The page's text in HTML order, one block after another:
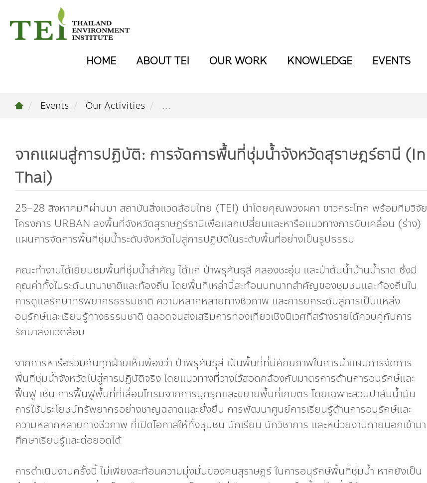
HOME ABOUT TEI OUR WORK KNOWLEDGE EVENTS
Events Our Activities ...
จากแผนสู่การปฏิบัติ: การจัดการพื้นที่ชุ่มน้ำจังหวัดสุราษฎร์ธานี (In
Thai)
25–28 สิงหาคมที่ผ่านมา สถาบันสิ่งแวดล้อมไทย (TEI) นำโดยคุณพวงผกา ขาวกระโทก พร้อมทีมวิจัย
โครงการ URBAN ลงพื้นที่จังหวัดสุราษฎร์ธานีเพื่อแลกเปลี่ยนและหารือแนวทางการขับเคลื่อน (ร่าง)
แผนการจัดการพื้นที่ชุ่มน้ำระดับจังหวัดไปสู่การปฏิบัติในระดับพื้นที่อย่างเป็นรูปธรรม
คณะทำงานได้เยี่ยมชมพื้นที่ชุ่มน้ำสำคัญ ได้แก่ ป่าพรุคันธุลี คลองชะอุ่น และป่าต้นน้ำบ้านน้ำราด ซึ่งมี
คุณค่าทั้งในระดับนานาชาติและท้องถิ่น โดยพื้นที่เหล่านี้สะท้อนบทบาทสำคัญของชุมชนและท้องถิ่นใน
การดูแลรักษาทรัพยากรธรรมชาติ ความหลากหลายทางชีวภาพ และการยกระดับสู่การเป็นแหล่ง
อนุรักษ์และเรียนรู้ทางธรรมชาติ ตลอดจนส่งเสริมการท่องเที่ยวเชิงนิเวศที่สร้างรายได้ควบคู่กับการ
รักษาสิ่งแวดล้อม
จากการหารือร่วมกันทุกฝ่ายเห็นพ้องว่า ป่าพรุคันธุลี เป็นพื้นที่ที่มีศักยภาพในการนำแผนการจัดการ
พื้นที่ชุ่มน้ำจังหวัดไปสู่การปฏิบัติจริง โดยแนวทางที่วางไว้สอดคล้องกับมาตรการด้านการอนุรักษ์และ
ฟื้นฟู เช่น การฟื้นฟูพื้นที่ที่เสื่อมโทรมจากการบุกรุกและขยายพื้นที่เกษตร โดยเฉพาะสวนปาล์มน้ำมัน
การใช้ประโยชน์ทรัพยากรอย่างชาญฉลาดและยั่งยืน การพัฒนาศูนย์การเรียนรู้ด้านการอนุรักษ์และ
ความหลากหลายทางชีวภาพ ที่เปิดโอกาสให้ทั้งชุมชน นักเรียน นักวิชาการ และหน่วยงานภายนอกเข้ามา
ศึกษาเรียนรู้และต่อยอดได้
การดำเนินงานครั้งนี้ ไม่เพียงสะท้อนความมุ่งมั่นของคนสุราษฎร์ ในการอนุรักษ์พื้นที่ชุ่มน้ำ หากยังเป็น